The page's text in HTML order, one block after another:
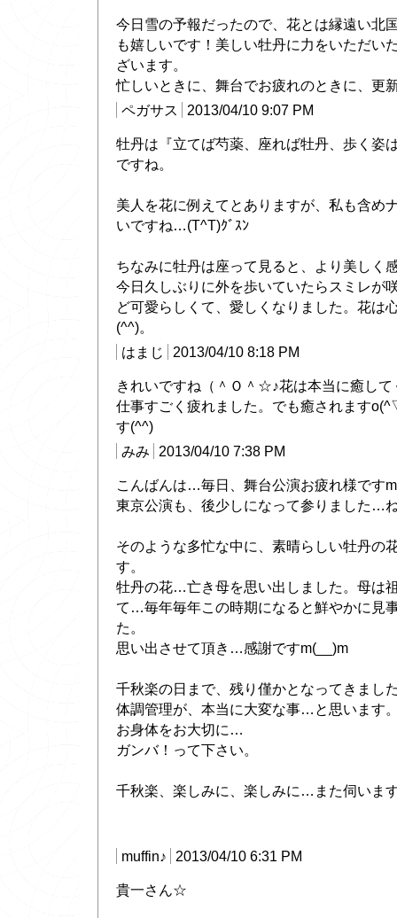
今日雪の予報だったので、花とは縁遠い北
も嬉しいです！美しい牡丹に力をいただい
ざいます。
忙しいときに、舞台でお疲れのときに、更
ペガサス
2013/04/10 9:07 PM
牡丹は『立てば芍薬、座れば牡丹、歩く姿
ですね。
美人を花に例えてとありますが、私も含め
いですね…(T^T)ｸﾞｽﾝ
ちなみに牡丹は座って見ると、より美しく
今日久しぶりに外を歩いていたらスミレが
ど可愛らしくて、愛しくなりました。花は
(^^)。
はまじ
2013/04/10 8:18 PM
きれいですね（＾Ｏ＾☆♪花は本当に癒し
仕事すごく疲れました。でも癒されます
す(^^)
みみ
2013/04/10 7:38 PM
こんばんは…毎日、舞台公演お疲れ様です
東京公演も、後少しになって参りました…
そのような多忙な中に、素晴らしい牡丹の
す。
牡丹の花…亡き母を思い出しました。母は
て…毎年毎年この時期になると鮮やかに見
た。
思い出させて頂き…感謝ですm(__)m
千秋楽の日まで、残り僅かとなってきまし
体調管理が、本当に大変な事…と思います
お身体をお大切に…
ガンバ！って下さい。
千秋楽、楽しみに、楽しみに…また伺いま
muffin♪ 2013/04/10 6:31 PM
貴一さん☆